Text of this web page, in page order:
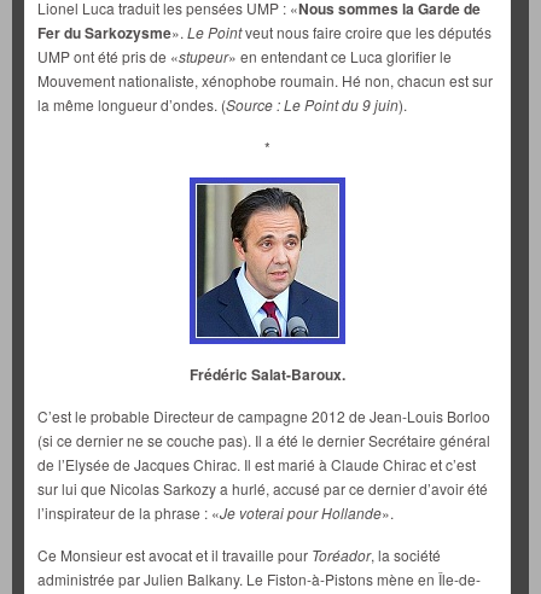
Lionel Luca traduit les pensées UMP : «Nous sommes la Garde de
Fer du Sarkozysme». Le Pointveut nous faire croire que les députés
UMP ont été pris de «stupeur» en entendant ce Luca glorifier le
Mouvement nationaliste, xénophobe roumain. Hé non, chacun est sur
la même longueur d’ondes. (Source : Le Point du 9 juin).
*
Frédéric Salat-Baroux.
C’est le probable Directeur de campagne 2012 de Jean-Louis Borloo
(si ce dernier ne se couche pas). Il a été le dernier Secrétaire général
de l’Elysée de Jacques Chirac. Il est marié à Claude Chirac et c’est
sur lui que Nicolas Sarkozy a hurlé, accusé par ce dernier d’avoir été
l’inspirateur de la phrase : «Je voterai pour Hollande».
Ce Monsieur est avocat et il travaille pour Toréador, la société
administrée par Julien Balkany. Le Fiston-à-Pistons mène en Île-de-